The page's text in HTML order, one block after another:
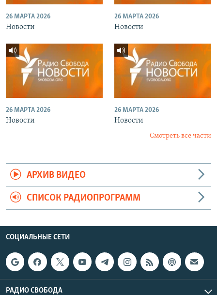
26 МАРТА 2026
Новости
26 МАРТА 2026
Новости
26 МАРТА 2026
Новости
26 МАРТА 2026
Новости
Смотреть все части
АРХИВ ВИДЕО
СПИСОК РАДИОПРОГРАММ
СОЦИАЛЬНЫЕ СЕТИ
РАДИО СВОБОДА